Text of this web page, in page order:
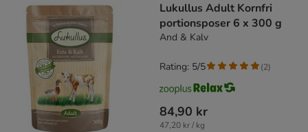
Lukullus Adult Kornfri
portionsposer 6 x 300 g
And & Kalv
84,90 kr
47,20 kr / kg
Rating: 5/5 (2)